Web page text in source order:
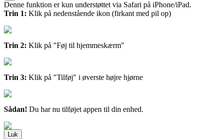
Denne funktion er kun understøttet via Safari på iPhone/iPad.
Trin 1: Klik på nedenstående ikon (firkant med pil op)
Trin 2: Klik på "Føj til hjemmeskærm"
Trin 3: Klik på "Tilføj" i øverste højre hjørne
Sådan! Du har nu tilføjet appen til din enhed.
Luk